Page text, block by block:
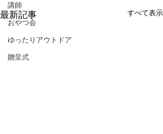
講師
おやつ会
ゆったりアウトドア
贈呈式
最新記事 すべて表示